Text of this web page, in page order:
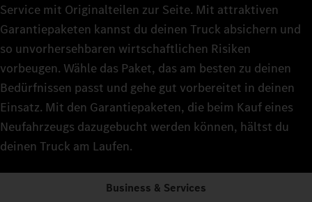
Service mit Originalteilen zur Seite. Mit attraktiven
Garantiepaketen kannst du deinen Truck absichern und
so unvorhersehbaren wirtschaftlichen Risiken
vorbeugen. Wähle das Paket, das am besten zu deinen
Bedürfnissen passt und gehe gut vorbereitet in deinen
Einsatz. Mit den Garantiepaketen, die beim Kauf eines
Neufahrzeugs dazugebucht werden können, hältst du
deinen Truck am Laufen.
Business & Services